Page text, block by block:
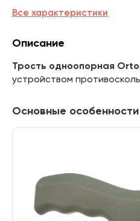
Все характеристики
Описание
Трость одноопорная
устройством
Основные особенности